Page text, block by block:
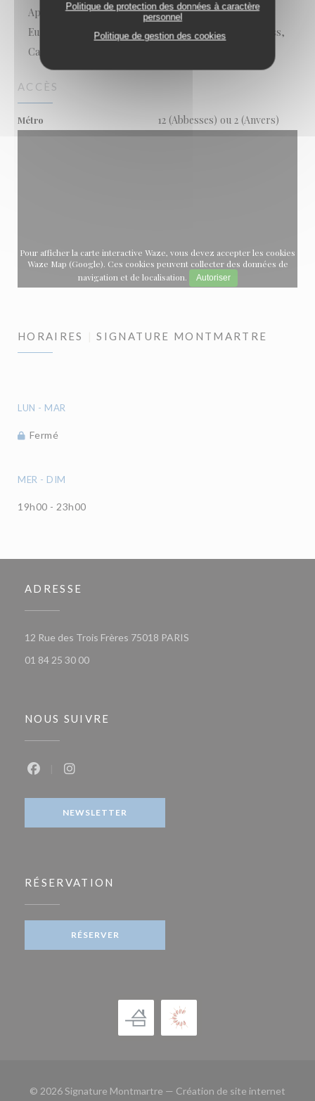
Politique de protection des données à caractère
personnel
Politique de gestion des cookies
Apple Pay, Paiement Sans Contact,
Eurocard/Mastercard, Espèces, Visa, American Express,
Carte Bleue
ACCÈS
Métro 12 (Abbesses) ou 2 (Anvers)
Pour afficher la carte interactive Waze, vous devez accepter les cookies
Waze Map (Google). Ces cookies peuvent collecter des données de
navigation et de localisation.
Autoriser
HORAIRES SIGNATURE MONTMARTRE
LUN - MAR
Fermé
MER - DIM
19h00 - 23h00
ADRESSE
12 Rue des Trois Frères 75018 PARIS
01 84 25 30 00
NOUS SUIVRE
NEWSLETTER
RÉSERVATION
RÉSERVER
© 2026 Signature Montmartre — Création de site internet